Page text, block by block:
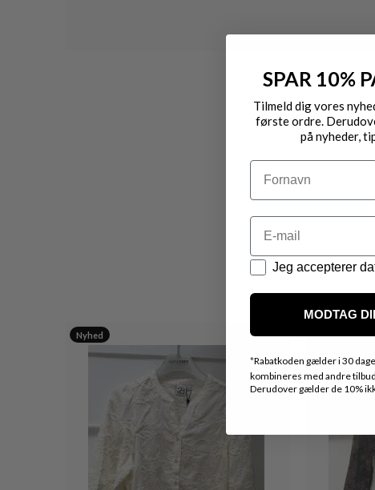
Nyhed Nyhed
SPAR 10%
Tilmeld dig vores
første ordre.
på nyheder,
Navn
Email
Datapolitik
Jeg accepterer
MODTAG
*Rabatkoden gælder i 30
kombineres med andre
Derudover gælder de 10%